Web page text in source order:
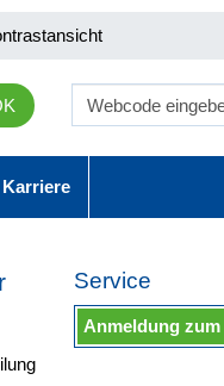
Karriere
Service
Anmeldung